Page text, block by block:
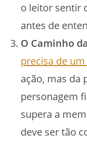
o leitor sentir
antes de
O Caminho
precisa de
ação, mas da
personagem
supera a
deve ser tão